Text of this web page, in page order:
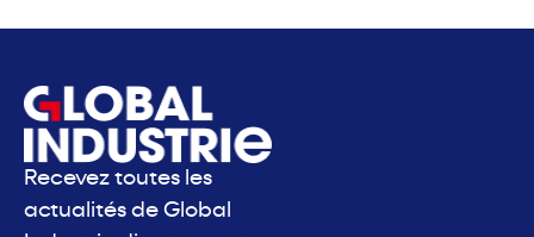
Recevez toutes les
actualités de Global